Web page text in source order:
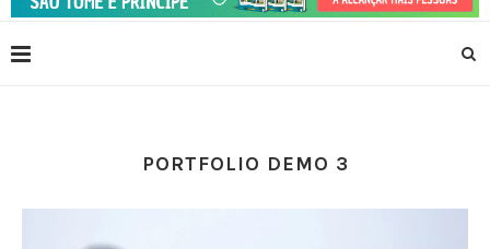
PORTFOLIO DEMO 3